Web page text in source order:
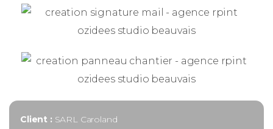
Client : SARL Caroland